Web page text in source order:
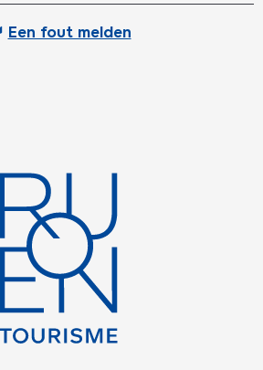
Een fout melden